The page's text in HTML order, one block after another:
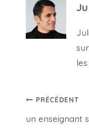
de
PRÉCÉDENT
un enseignant